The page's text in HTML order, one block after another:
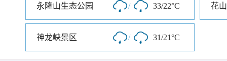
永隆山生态公园 / 33/22°C 花
神龙峡景区 / 31/21°C